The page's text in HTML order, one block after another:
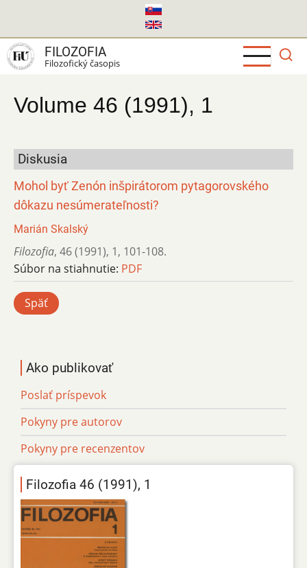
hlavný
obsah
FILOZOFIA
Filozofický časopis
Volume 46 (1991), 1
Diskusia
Mohol byť Zenón inšpirátorom pytagorovského
dôkazu nesúmerateľnosti?
Marián Skalský
Filozofia, 46 (1991), 1, 101-108.
Súbor na stiahnutie: PDF
Späť
Ako publikovať
Poslať príspevok
Pokyny pre autorov
Pokyny pre recenzentov
Filozofia 46 (1991), 1